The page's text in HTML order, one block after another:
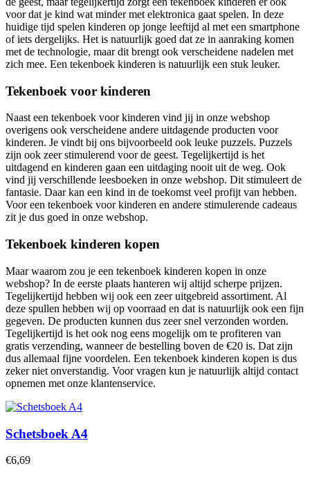
voor dat je kind wat minder met elektronica gaat spelen. In deze
huidige tijd spelen kinderen op jonge leeftijd al met een smartphone
of iets dergelijks. Het is natuurlijk goed dat ze in aanraking komen
met de technologie, maar dit brengt ook verscheidene nadelen met
zich mee. Een tekenboek kinderen is natuurlijk een stuk leuker.
Tekenboek voor kinderen
Naast een tekenboek voor kinderen vind jij in onze webshop
overigens ook verscheidene andere uitdagende producten voor
kinderen. Je vindt bij ons bijvoorbeeld ook leuke puzzels. Puzzels
zijn ook zeer stimulerend voor de geest. Tegelijkertijd is het
uitdagend en kinderen gaan een uitdaging nooit uit de weg. Ook
vind jij verschillende leesboeken in onze webshop. Dit stimuleert de
fantasie. Daar kan een kind in de toekomst veel profijt van hebben.
Voor een tekenboek voor kinderen en andere stimulerende cadeaus
zit je dus goed in onze webshop.
Tekenboek kinderen kopen
Maar waarom zou je een tekenboek kinderen kopen in onze
webshop? In de eerste plaats hanteren wij altijd scherpe prijzen.
Tegelijkertijd hebben wij ook een zeer uitgebreid assortiment. Al
deze spullen hebben wij op voorraad en dat is natuurlijk ook een fijn
gegeven. De producten kunnen dus zeer snel verzonden worden.
Tegelijkertijd is het ook nog eens mogelijk om te profiteren van
gratis verzending, wanneer de bestelling boven de €20 is. Dat zijn
dus allemaal fijne voordelen. Een tekenboek kinderen kopen is dus
zeker niet onverstandig. Voor vragen kun je natuurlijk altijd contact
opnemen met onze klantenservice.
Schetsboek A4
€6,69